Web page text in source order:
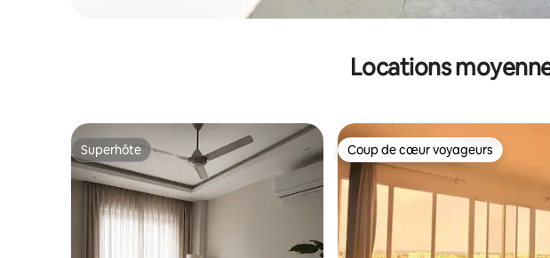
Locations
Superhôte
Superhôte Coup de cœur voyageurs
Coup de cœur voyageurs